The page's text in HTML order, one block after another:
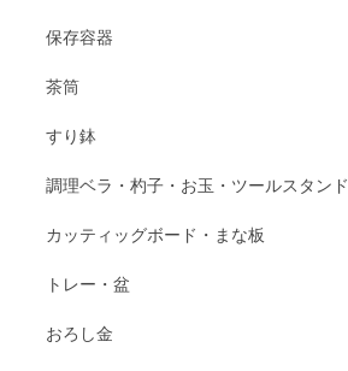
保存容器
茶筒
すり鉢
調理ベラ・杓子・お玉・ツールスタンド
カッティッグボード・まな板
トレー・盆
おろし金